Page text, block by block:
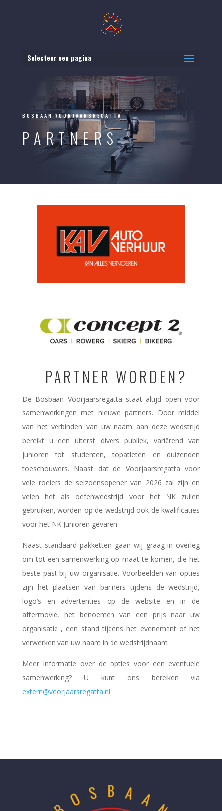
Selecteer een pagina
BOSBAAN VOORJAARSREGATTA
PARTNERS
PARTNER WORDEN?
De Bosbaan Voorjaarsregatta staat altijd open voor
samenwerkingen met nieuwe partners. Door middel
van het verbinden van uw naam aan deze wedstrijd
bereikt u een uiterst divers publiek, variërend van
junioren tot studenten, topatleten en duizenden
toeschouwers. Naast dat de Voorjaarsregatta voor
vele roeiers de seizoensopener van 2026 zal zijn en
velen het als oefenwedstrijd voor het NK zullen
gebruiken, worden op de wedstrijd ook de kwalificaties
voor het NK Junioren gevaren.
Naast standaard pakketten gaan wij graag in overleg
om tot een samenwerking op maat te komen, die het
beste past bij uw organisatie. Voorbeelden van opties
zijn het plaatsen van banners tijdens de wedstrijd,
logo’s en advertenties op de website en in de
aftermovie, het benoemen van een prijs naar uw
organisatie , een stand tijdens het evenement of het
verwerken van uw naam in de wedstrijdnaam.
Meer informatie over de opties voor een eventuele
samenwerking? U kunt ons bereiken via
extern@voorjaarsregatta.nl